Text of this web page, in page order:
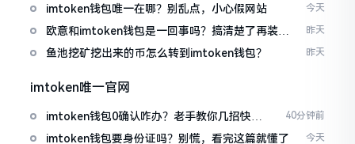
imtoken钱包唯一在哪？别乱点，小心假网站 今天
欧意和imtoken钱包是一回事吗？搞清楚了再装钱
包
昨天
鱼池挖矿挖出来的币怎么转到imtoken钱包？ 昨天
imtoken唯一官网
imtoken钱包0确认咋办？老手教你几招快速
解决
40分钟前
imtoken钱包要身份证吗？别慌，看完这篇就懂了 今天